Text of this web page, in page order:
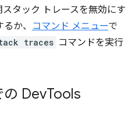
タック トレースを無効にす
か、 コマンド メニューで
traces コマンドを実行
の DevTools